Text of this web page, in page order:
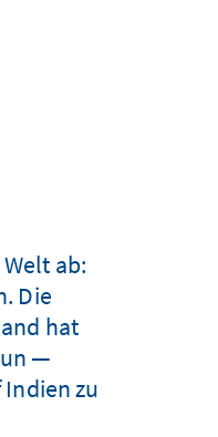
ab:
Die
hat
—
zu